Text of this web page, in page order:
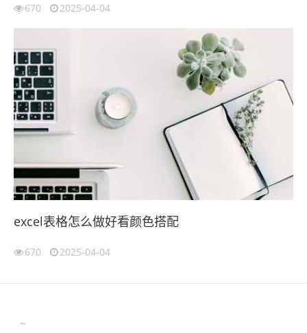
670 2025-04-04
excel表格怎么做好看颜色搭配
670 2025-04-04